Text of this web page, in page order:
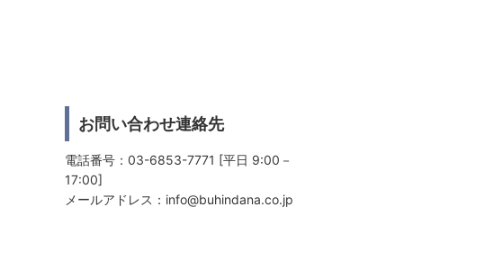
お問い合わせ連絡先
電話番号：03-6853-7771 [平日 9:00－
17:00]
メールアドレス： info@buhindana.co.jp